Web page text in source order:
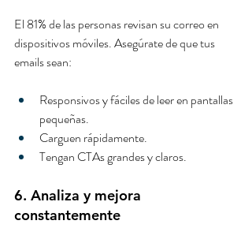
El 81% de las personas revisan su correo en
dispositivos móviles. Asegúrate de que tus
emails sean:
Responsivos y fáciles de leer en pantallas
pequeñas.
Carguen rápidamente.
Tengan CTAs grandes y claros.
6. Analiza y mejora
constantemente